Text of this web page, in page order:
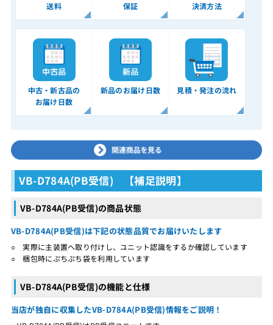
送料 保証 決済方法
中古・新古品の
お届け日数
新品のお届け日数 見積・発注の流れ
VB-D784A(PB受信) 【補足説明】
VB-D784A(PB受信)の商品状態
VB-D784A(PB受信)は下記の状態品質でお届けいたします
○ 実際に主装置へ取り付けし、ユニット認識をするか確認しています
○ 梱包時にぷちぷち袋を利用しています
VB-D784A(PB受信)の機能と仕様
当店が独自に収集したVB-D784A(PB受信)情報をご説明！